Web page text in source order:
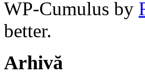
WP-Cumulus by
better.
Arhivă